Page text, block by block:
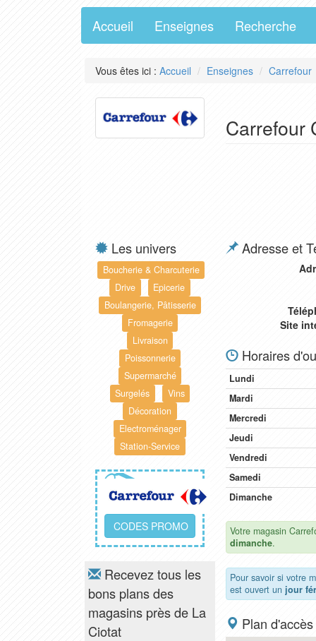
Accueil Enseignes Recherche
Vous êtes ici : Accueil Enseignes Carrefour
Carrefour
Les univers
Boucherie & Charcuterie
Drive
Epicerie
Boulangerie, Pâtisserie
Fromagerie
Livraison
Poissonnerie
Supermarché
Surgelés
Vins
Décoration
Electroménager
Station-Service
CODES PROMO
Recevez tous les
bons plans des
magasins près de La
Ciotat
Adresse et
Site
Horaires
Lundi
Mardi
Mercredi
Jeudi
Vendredi
Samedi
Dimanche
Votre magasin
dimanche.
Pour savoir si votre
est ouvert un jour
Plan d'accès